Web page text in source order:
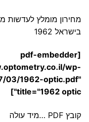
מחירון מומלץ לעדשות
בישראל 1962
[pdf-embedder
wp-
03/1962-optic.pdf"
title="1962 optic"]
קובץ PDF …מיד עולה